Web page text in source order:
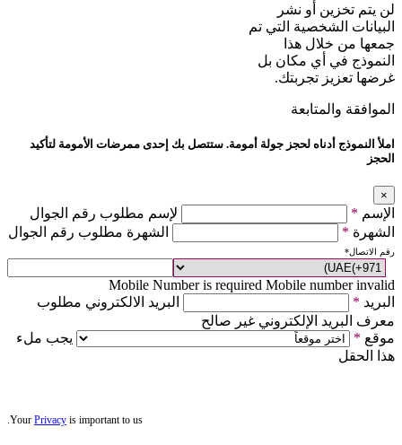
لن يتم تخزين أو نشر
البيانات الشخصية التي تم
جمعها من خلال هذا
النموذج في أي مكان بل
غرضها تعزيز تجربتك.
الموافقة والمتابعة
املأ النموذج أدناه لحجز جولة أمومة. ستتصل بك إحدى ممرضات الأمومة لتأكيد
الحجز
×
الإسم *
لإسم مطلوب رقم الجوال
الشهرة * الشهرة مطلوب رقم الجوال
رقم الاتصال*
Mobile Number is required Mobile number invalid
البريد *
البريد الالكتروني مطلوب
معرف البريد الإلكتروني غير صالح
موقع *
يجب ملء
هذا الحقل
Your Privacy is important to us.